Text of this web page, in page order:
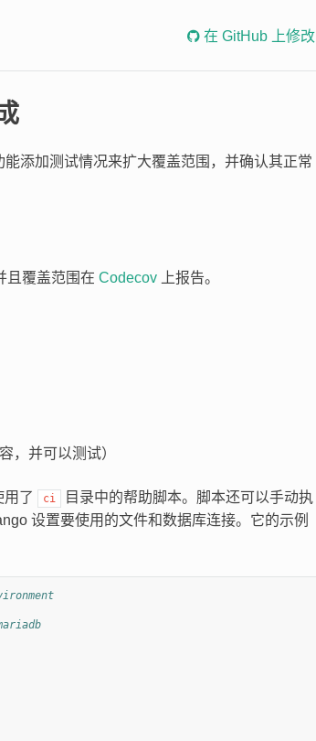
在 GitHub 上修改
添加测试情况来扩大覆盖范围，并确认其正常
且覆盖范围在 Codecov上报告。
，并可以测试）
用了 ci
目录中的帮助脚本。脚本还可以手动执
设置要使用的文件和数据库连接。它的示例